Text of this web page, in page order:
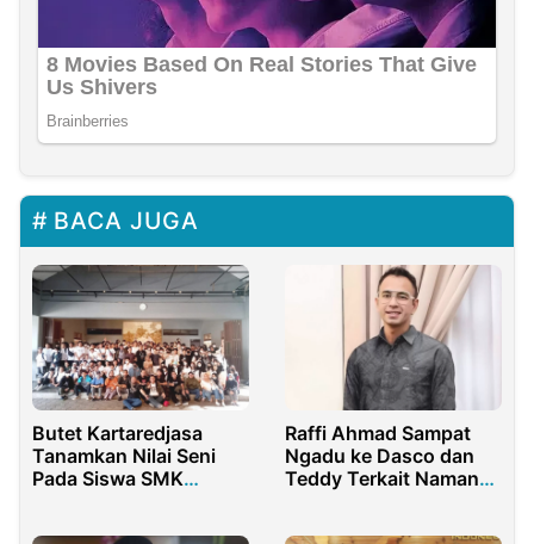
BACA JUGA
Butet Kartaredjasa
Tanamkan Nilai Seni
Pada Siswa SMK
Raffi Ahmad Sampat
Ngadu ke Dasco dan
Teddy Terkait Namanya